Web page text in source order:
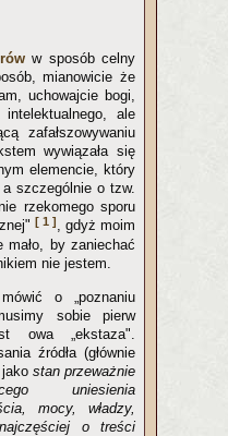
w sposób celny
mianowicie że
uchowajcie bogi,
ale
zafałszowywaniu
wywiązała się
elemencie, który
szczególnie o tzw.
rzekomego sporu
[ 1 ] , gdyż moim
by zaniechać
nie jestem.
o „poznaniu
sobie pierw
owa „ekstaza".
źródła (głównie
stan przeważnie
uniesienia
mocy, władzy,
o treści